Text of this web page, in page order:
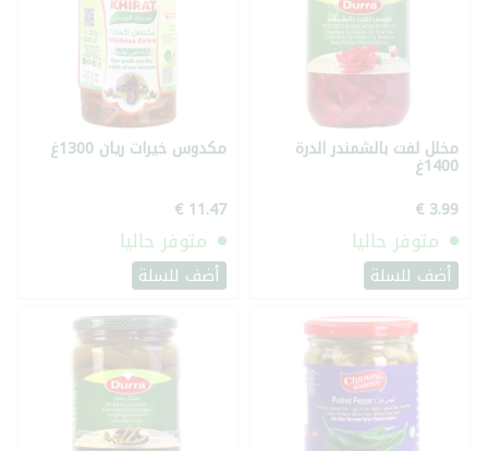
مخلل لفت بالشمندر الدرة
1400غ
متوفر حاليا
أضف للسلة
مكدوس خيرات ريان 1300غ
متوفر حاليا
أضف للسلة